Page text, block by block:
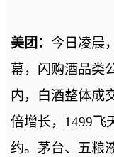
美团： 今日凌晨
幕，闪购酒品类
内，白酒整体成
倍增长，1499飞
约。茅台、五粮